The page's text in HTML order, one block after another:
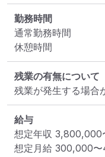
勤務時間
通常勤務時間
休憩時間
残業の有無について
残業が発生する場合
給与
想定年収 3,800,000
想定月給 300,000〜